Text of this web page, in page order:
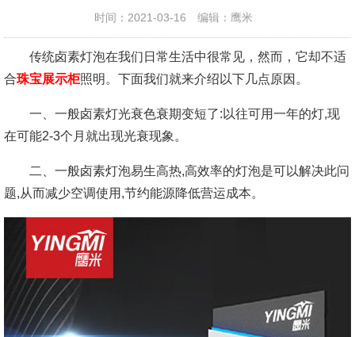
时间：2021-03-16 编辑：鹰米
传统卤素灯泡在我们日常生活中很常见，然而，它却不适
合珠宝展示柜照明。下面我们就来介绍以下几点原因。
一、一般卤素灯光衰色衰期变短了:以往可用一年的灯,现
在可能2-3个月就出现光衰现象。
二、一般卤素灯泡易生高热,高效率的灯泡是可以解决此问
题,从而减少空调使用,节约能源降低营运成本。